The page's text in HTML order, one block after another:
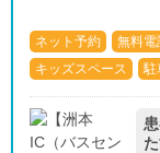
ネット予約 無料電
キッズスペース
駐